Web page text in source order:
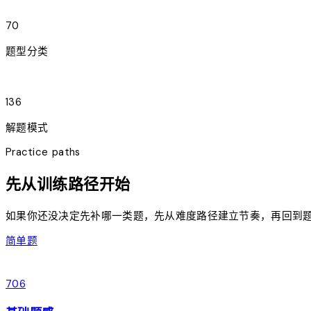
70
题型分类
136
解题模式
Practice paths
先从训练路径开始
如果你还没决定先补哪一类题，先从难度路径建立节奏，再回到
简单题eco
706